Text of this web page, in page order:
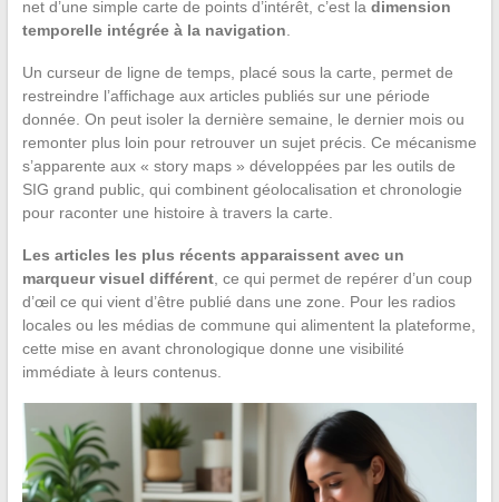
net d’une simple carte de points d’intérêt, c’est la dimension
temporelle intégrée à la navigation
Un curseur de ligne de temps, placé sous la carte, permet de
restreindre l’affichage aux articles publiés sur une période
donnée. On peut isoler la dernière semaine, le dernier mois ou
remonter plus loin pour retrouver un sujet précis. Ce mécanisme
s’apparente aux « story maps » développées par les outils de
SIG grand public, qui combinent géolocalisation et chronologie
pour raconter une histoire à travers la carte.
Les articles les plus récents apparaissent avec un
marqueur visuel différent, ce qui permet de repérer d’un coup
d’œil ce qui vient d’être publié dans une zone. Pour les radios
locales ou les médias de commune qui alimentent la plateforme,
cette mise en avant chronologique donne une visibilité
immédiate à leurs contenus.